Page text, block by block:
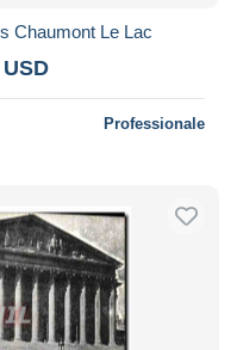
Chaumont Le Lac
Professionale